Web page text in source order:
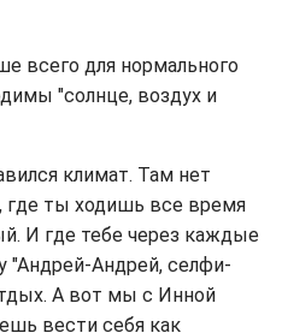
всего для нормального
"солнце, воздух и
климат. Там нет
где ты ходишь все время
И где тебе через каждые
"Андрей-Андрей, селфи-
А вот мы с Инной
вести себя как